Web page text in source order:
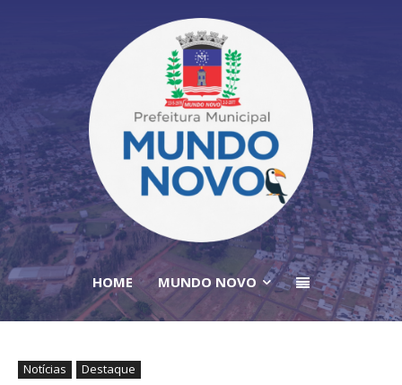
HOME MUNDO NOVO
Notícias Destaque